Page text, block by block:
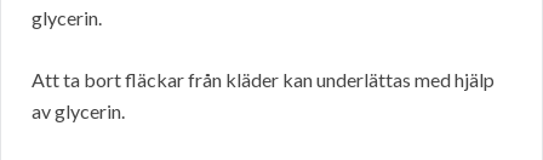
glycerin.
Att ta bort fläckar från kläder kan underlättas med hjälp
av glycerin.